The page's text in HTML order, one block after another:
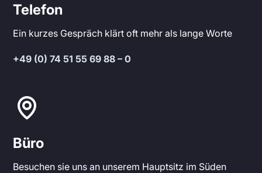
Telefon
Ein kurzes Gespräch klärt oft mehr als lange Worte
+49 (0) 74 51 55 69 88 – 0
Büro
Besuchen sie uns an unserem Hauptsitz im Süden